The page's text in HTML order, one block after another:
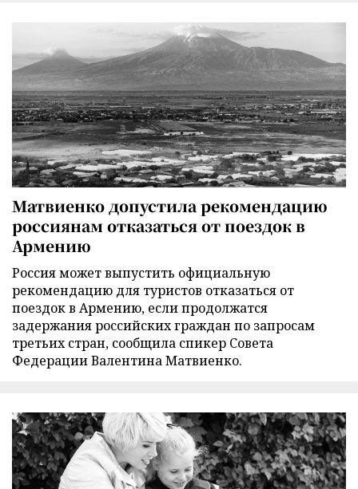
Матвиенко допустила рекомендацию
россиянам отказаться от поездок в
Армению
Россия может выпустить официальную
рекомендацию для туристов отказаться от
поездок в Армению, если продолжатся
задержания российских граждан по запросам
третьих стран, сообщила спикер Совета
Федерации Валентина Матвиенко.